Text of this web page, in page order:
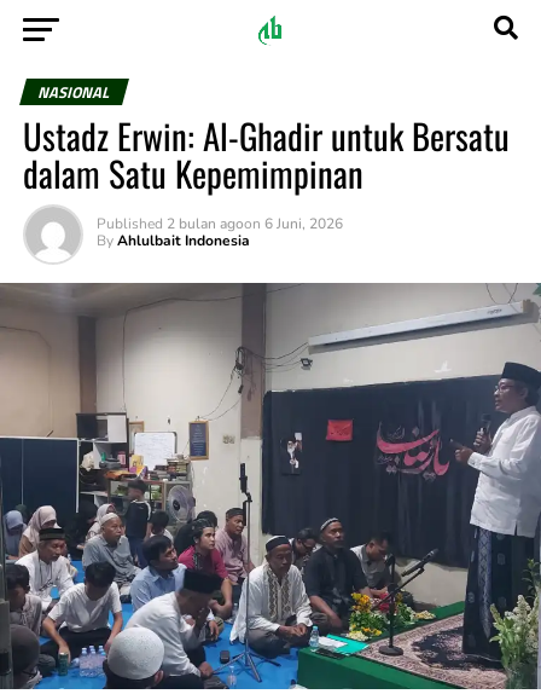
NASIONAL
Ustadz Erwin: Al-Ghadir untuk Bersatu
dalam Satu Kepemimpinan
Published 2 bulan agoon 6 Juni, 2026
By Ahlulbait Indonesia